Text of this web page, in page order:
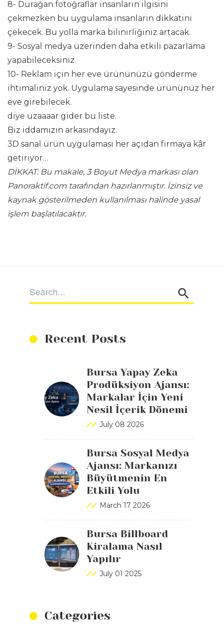
Recent Posts
Bursa Yapay Zeka
Prodüksiyon Ajansı:
Markalar İçin Yeni
Nesil İçerik Dönemi
July 08 2026
Bursa Sosyal Medya
Ajansı: Markanızı
Büyütmenin En
Etkili Yolu
March 17 2026
Bursa Billboard
Kiralama Nasıl
Yapılır
July 01 2025
Categories
8- Durağan fotoğraflar insanların ilgisini
çekmezken bu uygulama insanların dikkatini
çekecek. Bu yolla marka bilinirliğiniz artacak.
9- Sosyal medya üzerinden daha etkili pazarlama
yapabileceksiniz.
10- Reklam için her eve ürününüzü gönderme
ihtimaliniz yok. Uygulama sayesinde ürününüz her
eve girebilecek.
diye uzaaaar gider bu liste.
Biz iddamızın arkasındayız.
3D sanal ürün uygulaması her açıdan firmaya kâr
getiriyor…
DİKKAT: Bu makale, 3 Boyut Medya markası olan
Panoraktif.com tarafından hazırlanmıştır. İzinsiz ve
kaynak gösterilmeden kullanılması halinde yasal
işlem başlatılacaktır.